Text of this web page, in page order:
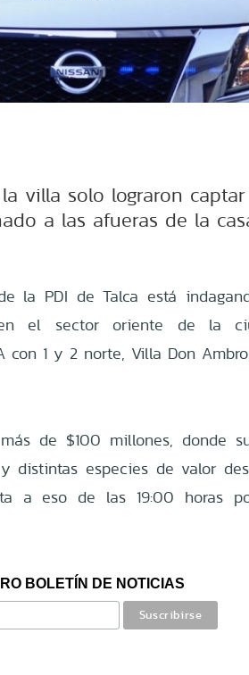
villa solo lograron
a las afueras de la
la PDI de Talca está
el sector oriente de la
1 y 2 norte, Villa Don
de $100 millones, donde
distintas especies de valor
a eso de las 19:00 horas
BOLETÍN DE NOTICIAS